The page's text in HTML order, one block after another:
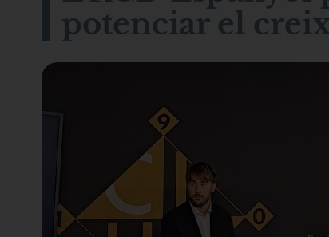
potenciar el